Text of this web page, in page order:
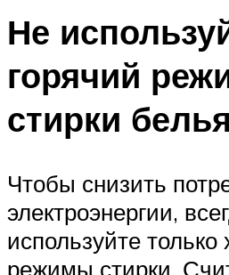
Не
горячий
стирки белья
Чтобы снизить
электроэнергии,
используйте
режимы стирки.